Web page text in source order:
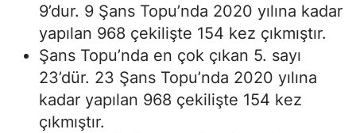
9’dur. 9 Şans Topu’nda 2020 yılına kadar
yapılan 968 çekilişte 154 kez çıkmıştır.
Şans Topu’nda en çok çıkan 5. sayı
23’dür. 23 Şans Topu’nda 2020 yılına
kadar yapılan 968 çekilişte 154 kez
çıkmıştır.